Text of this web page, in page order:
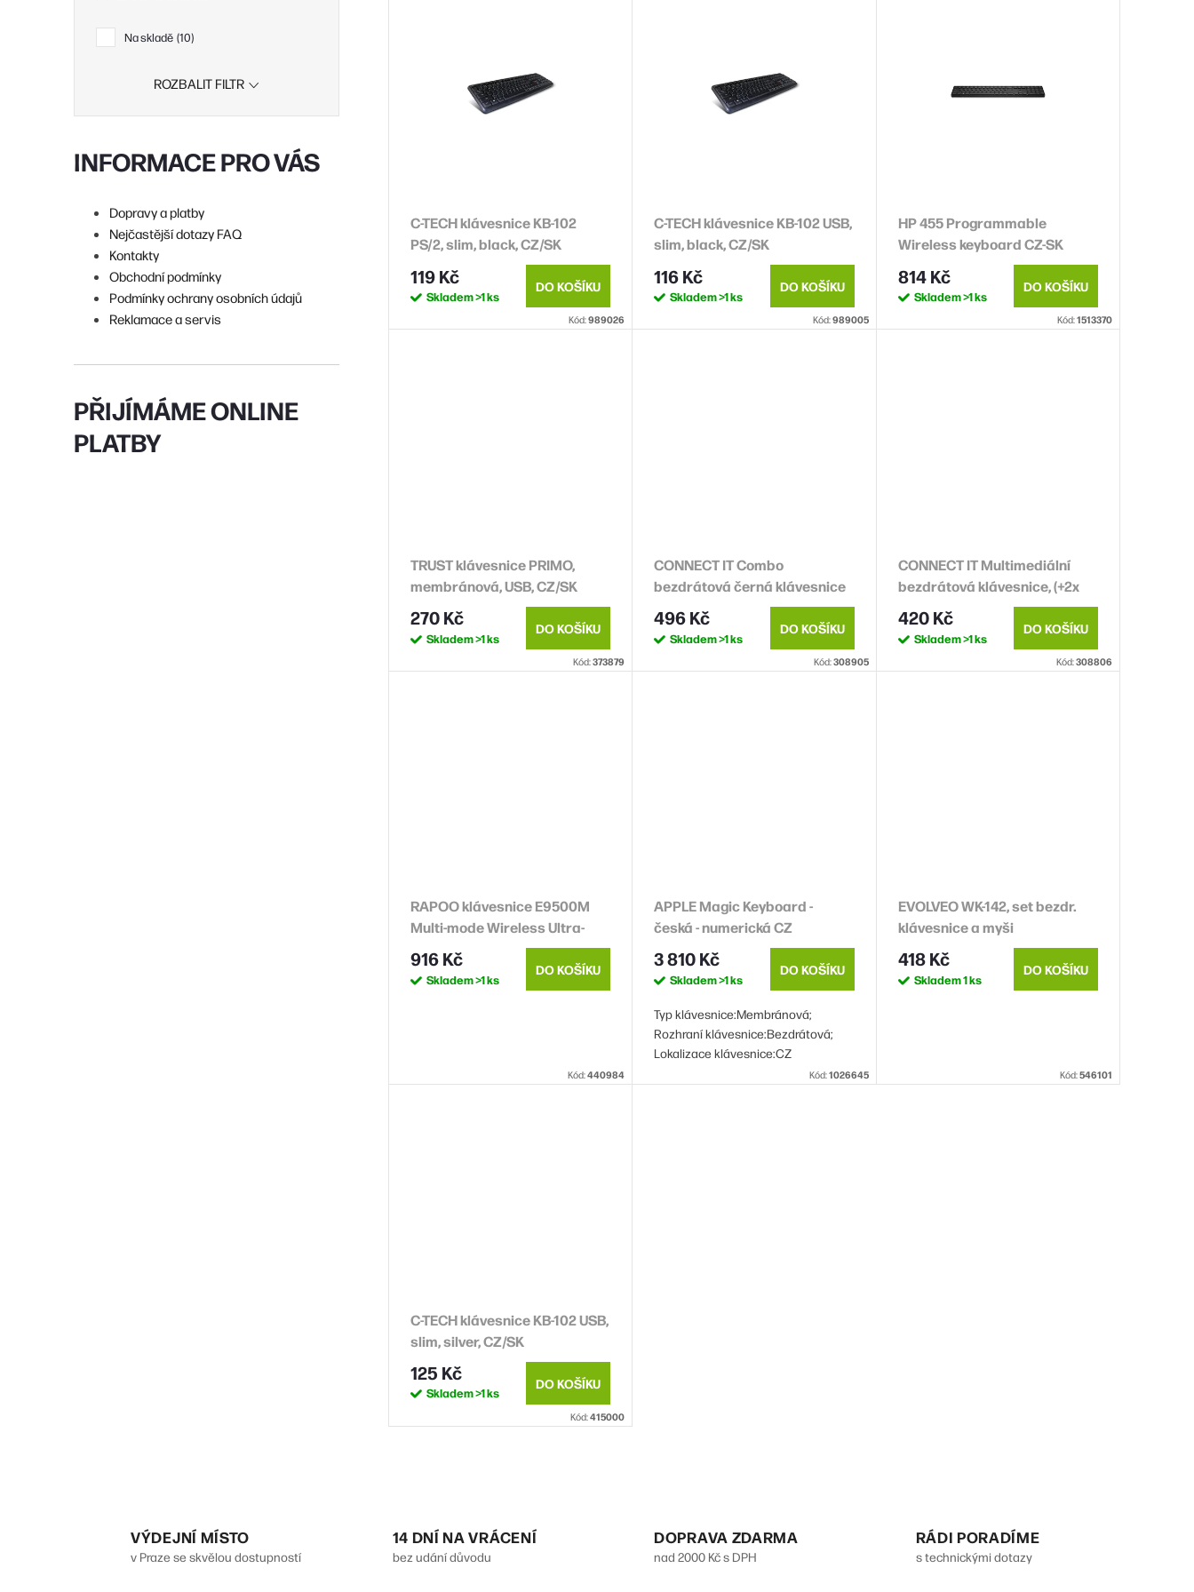
Na skladě 10
ROZBALIT FILTR
INFORMACE PRO VÁS
Dopravy a platby
Nejčastější dotazy FAQ
Kontakty
Obchodní podmínky
Podmínky ochrany osobních údajů
Reklamace a servis
PŘIJÍMÁME ONLINE
PLATBY
t
C-TECH klávesnice KB-102
PS/2, slim, black, CZ/SK
119 Kč
Skladem>1 ks
DO KOŠÍKU
Kód:989026
C-TECH klávesnice KB-102 USB,
slim, black, CZ/SK
116 Kč
Skladem>1 ks
DO KOŠÍKU
Kód:989005
HP 455 Programmable
Wireless keyboard CZ-SK
814 Kč
Skladem>1 ks
DO KOŠÍKU
Kód:1513370
TRUST klávesnice PRIMO,
membránová, USB, CZ/SK
270 Kč
Skladem>1 ks
DO KOŠÍKU
Kód:373879
CONNECT IT Combo
bezdrátová černá klávesnice
+ myš, CZ + SK layout
496 Kč
Skladem>1 ks
DO KOŠÍKU
Kód:308905
CONNECT IT Multimediální
bezdrátová klávesnice, (+2x
AAA baterie zdarma), CZ + SK
verze, bílá
420 Kč
Skladem>1 ks
DO KOŠÍKU
Kód:308806
RAPOO klávesnice E9500M
Multi-mode Wireless Ultra-
slim Keyboard Black
916 Kč
Skladem>1 ks
DO KOŠÍKU
Kód:440984
APPLE Magic Keyboard -
česká - numerická CZ
klávesnice Apple(2017)
3 810 Kč
Skladem>1 ks
DO KOŠÍKU
Typ klávesnice:Membránová;
Rozhraní klávesnice:Bezdrátová;
Lokalizace klávesnice:CZ
Kód:1026645
EVOLVEO WK-142, set bezdr.
klávesnice a myši
418 Kč
Skladem1 ks
DO KOŠÍKU
Kód:546101
C-TECH klávesnice KB-102 USB,
slim, silver, CZ/SK
125 Kč
Skladem>1 ks
DO KOŠÍKU
Kód:415000
l
VÝDEJNÍ MÍSTO
v Praze se skvělou dostupností
14 DNÍ NA VRÁCENÍ
bez udání důvodu
DOPRAVA ZDARMA
nad 2000 Kč s DPH
RÁDI PORADÍME
s technickými dotazy